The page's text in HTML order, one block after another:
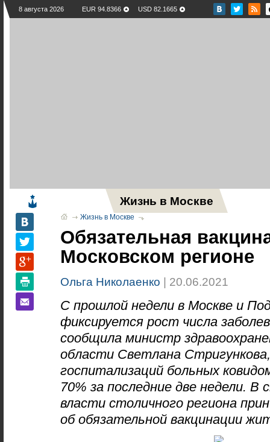
8 августа 2026 EUR 94.8366 USD 82.1665
Жизнь в Москве
Жизнь в Москве
Обязательная
Московском регионе
Ольга Николаенко | 20.06.2021
С прошлой недели в Москве и
фиксируется рост числа
сообщила министр
области Светлана
госпитализаций больных
70% за последние две недели. В
власти столичного региона
об обязательной вакцинации